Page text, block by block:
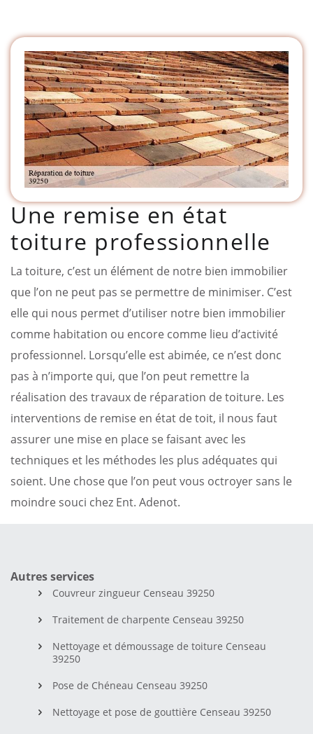
Une remise en état
toiture professionnelle
La toiture, c’est un élément de notre bien immobilier
que l’on ne peut pas se permettre de minimiser. C’est
elle qui nous permet d’utiliser notre bien immobilier
comme habitation ou encore comme lieu d’activité
professionnel. Lorsqu’elle est abimée, ce n’est donc
pas à n’importe qui, que l’on peut remettre la
réalisation des travaux de réparation de toiture. Les
interventions de remise en état de toit, il nous faut
assurer une mise en place se faisant avec les
techniques et les méthodes les plus adéquates qui
soient. Une chose que l’on peut vous octroyer sans le
moindre souci chez Ent. Adenot.
Autres services
Couvreur zingueur Censeau 39250
Traitement de charpente Censeau 39250
Nettoyage et démoussage de toiture Censeau
39250
Pose de Chéneau Censeau 39250
Nettoyage et pose de gouttière Censeau 39250